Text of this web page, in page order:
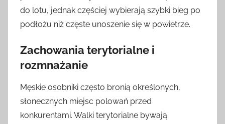
do lotu, jednak częściej wybierają szybki bieg po
podłożu niż częste unoszenie się w powietrze.
Zachowania terytorialne i
rozmnażanie
Męskie osobniki często bronią określonych,
słonecznych miejsc polowań przed
konkurentami. Walki terytorialne bywają